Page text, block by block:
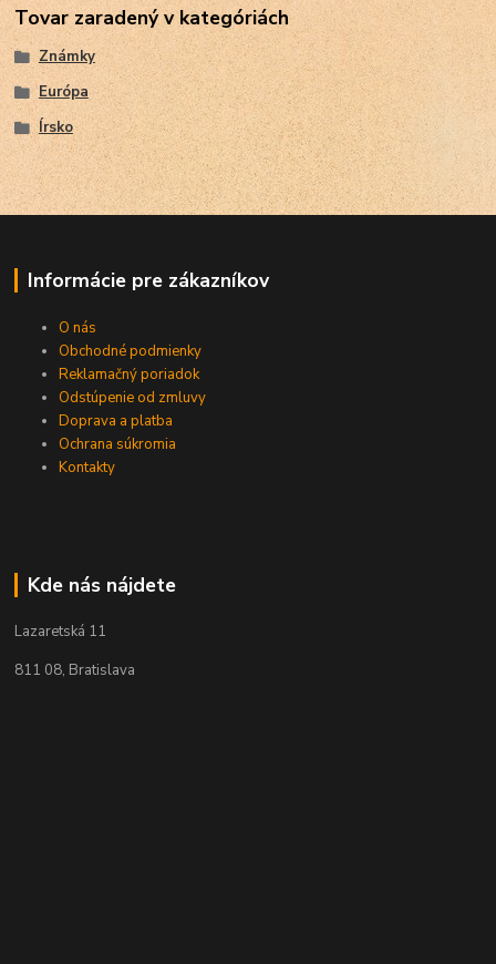
Tovar zaradený v kategóriách
Známky
Európa
Írsko
Informácie pre zákazníkov
O nás
Obchodné podmienky
Reklamačný poriadok
Odstúpenie od zmluvy
Doprava a platba
Ochrana súkromia
Kontakty
Kde nás nájdete
Lazaretská 11
811 08, Bratislava